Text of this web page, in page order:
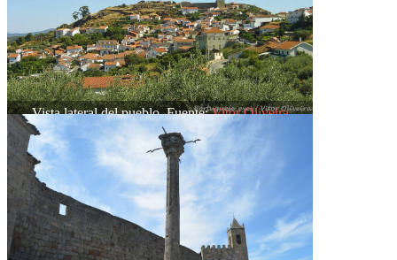
Vista lateral del pueblo. Fuente:Vitor Oliveira